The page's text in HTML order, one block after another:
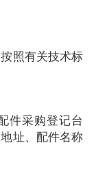
照有关技术标
件采购登记台
址、配件名称